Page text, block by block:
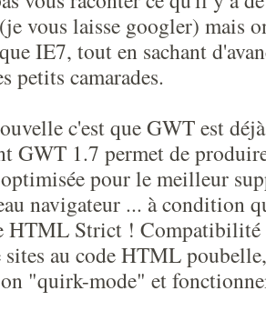
vous laisse googler) mais
IE7, tout en sachant
petits camarades.
c'est que GWT est
GWT 1.7 permet de
pour le meilleur
navigateur ... à condition
HTML Strict ! Compatibilité
au code HTML poubelle,
"quirk-mode" et